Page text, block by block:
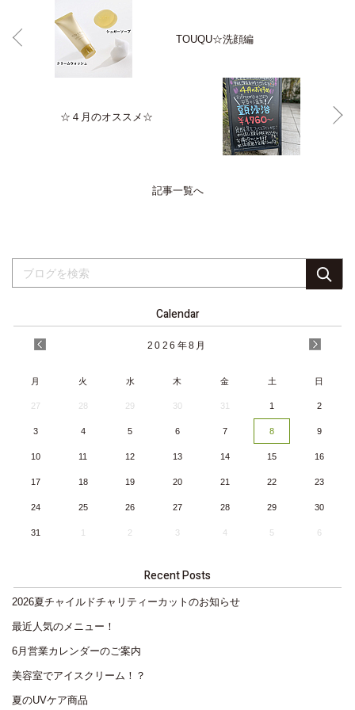
TOUQU☆洗顔編
☆４月のオススメ☆
記事一覧へ
Calendar
2026 年8月
月 火 水 木 金 土 日
27 28 29 30 31 1 2
3 4 5 6 7 8 9
10 11 12 13 14 15 16
17 18 19 20 21 22 23
24 25 26 27 28 29 30
31 2 3 4 5 6
Recent Posts
2026夏チャイルドチャリティーカットのお知らせ
最近人気のメニュー！
6月営業カレンダーのご案内
美容室でアイスクリーム！？
夏のUVケア商品